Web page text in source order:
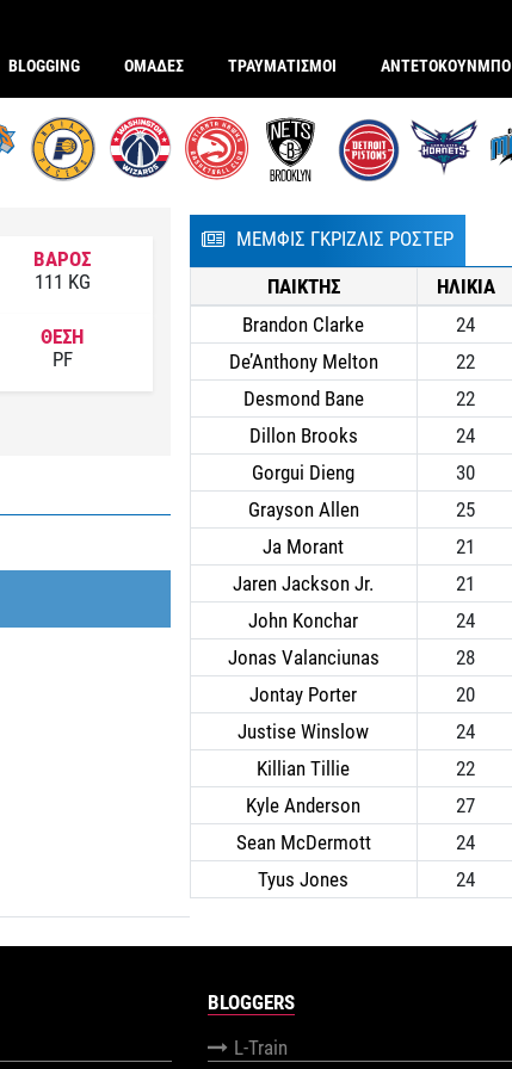
BLOGGING ΟΜΑΔΕΣ ΤΡΑΥΜΑΤΙΣΜΟΙ ΑΝΤΕΤΟΚΟΥΝΜΠΟ
ΒΑΡΟΣ
111 KG
ΘΕΣΗ
PF
ΜΕΜΦΙΣ ΓΚΡΙΖΛΙΣ ΡΟΣΤΕΡ
ΠΑΙΚΤΗΣ
ΗΛΙΚΙΑ
Brandon Clarke
24
De’Anthony Melton
22
Desmond Bane
22
Dillon Brooks
24
Gorgui Dieng
30
Grayson Allen
25
Ja Morant
21
Jaren Jackson Jr.
21
John Konchar
24
Jonas Valanciunas
28
Jontay Porter
20
Justise Winslow
24
Killian Tillie
22
Kyle Anderson
27
Sean McDermott
24
Tyus Jones
24
BLOGGERS
L-Train